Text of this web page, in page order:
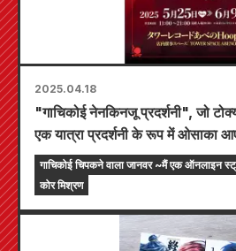
2025.04.18
"गाचिकोई नेनकिनजू प्रदर्शनी", जो
एक यात्रा प्रदर्शनी के रूप में ओसाका
रिकॉर्ड्स अबेनो हूप स्टोर में आयोजित
गाचिकोई चिपकने वाला जानवर ~मैं एक ऑनलाइन
हूं~
कोर मिश्रण